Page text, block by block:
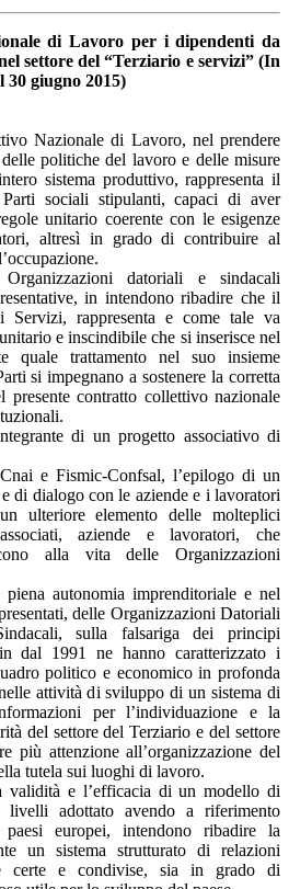
di Lavoro per i dipendenti da
settore del “Terziario e servizi” (In
30 giugno 2015)
Nazionale di Lavoro, nel prendere
politiche del lavoro e delle misure
sistema produttivo, rappresenta il
sociali stipulanti, capaci di aver
unitario coerente con le esigenze
altresì in grado di contribuire al
datoriali e sindacali
in intendono ribadire che il
rappresenta e come tale va
e inscindibile che si inserisce nel
quale trattamento nel suo insieme
si impegnano a sostenere la corretta
presente contratto collettivo nazionale
di un progetto associativo di
e Fismic-Confsal, l’epilogo di un
di dialogo con le aziende e i lavoratori
ulteriore elemento delle molteplici
aziende e lavoratori, che
alla vita delle Organizzazioni
autonomia imprenditoriale e nel
delle Organizzazioni Datoriali
sulla falsariga dei principi
dal 1991 ne hanno caratterizzato i
politico e economico in profonda
attività di sviluppo di un sistema di
per l’individuazione e la
del settore del Terziario e del settore
più attenzione all’organizzazione del
tutela sui luoghi di lavoro.
validità e l’efficacia di un modello di
livelli adottato avendo a riferimento
paesi europei, intendono ribadire la
un sistema strutturato di relazioni
certe e condivise, sia in grado di